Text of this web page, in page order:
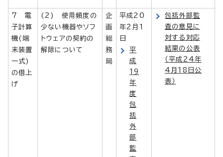
7 電
子計算
機(端
末装置
一式)
の借上
げ
(2) 使用頻度の
少ない機器やソフ
トウェアの契約の
解除について
企
画
総
務
局
平成20
年2月1
日
平
成
19
年
度
包
括
外
部
監
包括外部監
査の意見に
対する対応
結果の公表
（平成24年
4月18日公
表）